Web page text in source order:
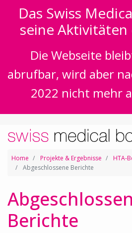
Das Swiss
seine
Die Webseite
abrufbar, wird aber
2022 nicht mehr
Home Projekte & Ergebnisse
HTA-
Abgeschlossene Berichte
Berichte